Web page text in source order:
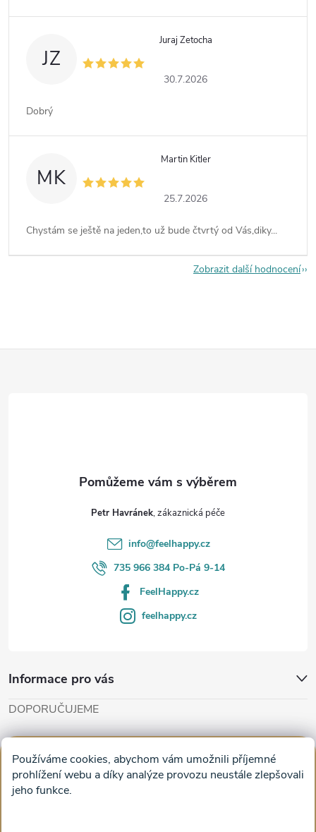
Používáme cookies, abychom vám umožnili příjemné
prohlížení webu a díky analýze provozu neustále zlepšovali
jeho funkce.
JZ
Juraj Zetocha
30.7.2026
Dobrý
MK
Martin Kitler
25.7.2026
Chystám se ještě na jeden,to už bude čtvrtý od Vás,diky...
Zobrazit další hodnocení
Petr Havránek
info@feelhappy.cz
735 966 384 Po-Pá 9-14
FeelHappy.cz
feelhappy.cz
Informace pro vás
DOPORUČUJEME
Obrazy na plátně na zeď a stěnu do obýváku
Facebook